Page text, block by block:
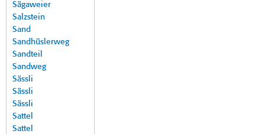
Sägaweier
Salzstein
Sand
Sandhüslerweg
Sandteil
Sandweg
Sässli
Sässli
Sässli
Sattel
Sattel